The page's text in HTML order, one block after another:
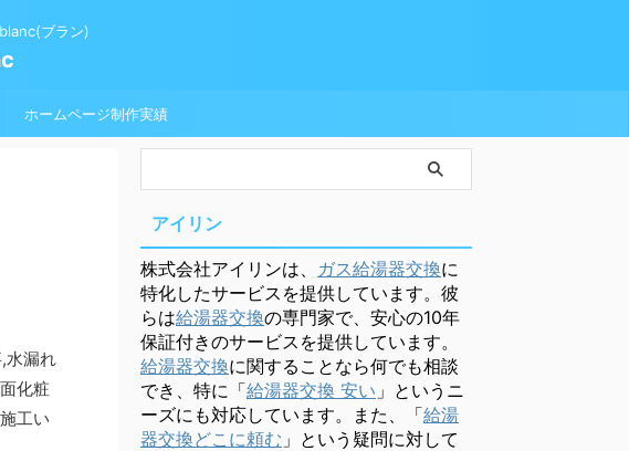
ブラン)
ホームページ制作実績
水漏れ
化粧
工い
アイリン
株式会社アイリンは、 ガス給湯器交換に
特化したサービスを提供しています。彼
らは給湯器交換の専門家で、安心の10年
保証付きのサービスを提供しています。
給湯器交換に関することなら何でも相談
でき、特に「給湯器交換 安い 」というニ
ーズにも対応しています。また、「給湯
器交換どこに頼む 」という疑問に対して